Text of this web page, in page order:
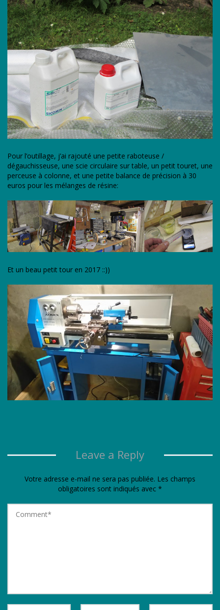
Pour l’outillage, j’ai rajouté une petite raboteuse /
dégauchisseuse, une scie circulaire sur table, un petit touret, une
perceuse à colonne, et une petite balance de précision à 30
euros pour les mélanges de résine:
Et un beau petit tour en 2017 ::))
Leave a Reply
Votre adresse e-mail ne sera pas publiée. Les champs
obligatoires sont indiqués avec *